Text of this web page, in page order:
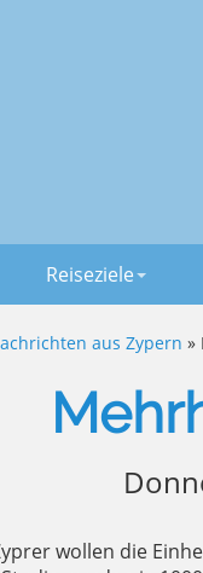
Reiseziele
aus Zypern »
wollen die